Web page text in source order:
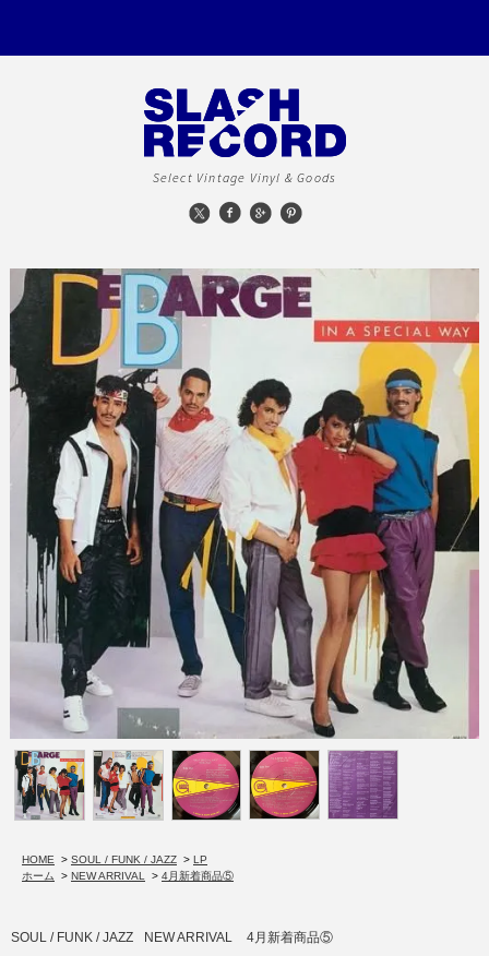
Select Vintage Vinyl & Goods
HOME > SOUL / FUNK / JAZZ > LP
ホーム
> NEW ARRIVAL > 4月新着商品⑤
SOUL / FUNK / JAZZ NEW ARRIVAL 4月新着商品⑤